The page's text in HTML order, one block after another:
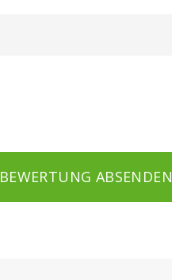
BEWERTUNG ABSENDEN